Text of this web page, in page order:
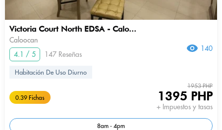
Victoria Court North EDSA - Calo...
Caloocan
4.1 / 5
147 Reseñas
140
Habitación De Uso Diurno
0.39 Fichas
1953 PHP
1395 PHP
+ Impuestos y tasas
8am - 4pm